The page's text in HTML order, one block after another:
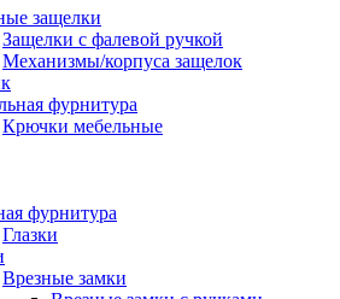
защелки
Защелки с фалевой ручкой
Механизмы/корпуса защелок
фурнитура
Крючки мебельные
фурнитура
Глазки
Врезные замки